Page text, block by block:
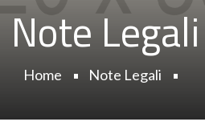
Note Legali
Home Note Legali